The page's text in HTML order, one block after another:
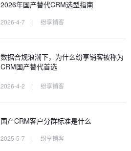
2026年国产替代CRM选型指南
2026-4-7 | 纷享销客
数据合规浪潮下，为什么纷享销客被称为
CRM国产替代首选
2026-4-2 | 纷享销客
国产CRM客户分群标准是什么
2025-5-7 | 纷享销客